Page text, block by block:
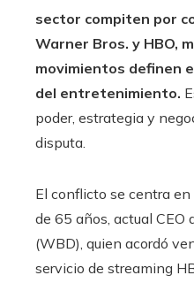
sector compiten por
Warner Bros. y HBO,
movimientos definen
del entretenimiento.
poder, estrategia y
disputa.
El conflicto se centra en
de 65 años, actual CEO
(WBD), quien acordó
servicio de streaming